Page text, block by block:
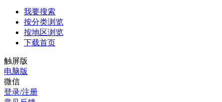
我要搜索
按分类浏览
按地区浏览
下载首页
触屏版
电脑版
微信
登录/注册